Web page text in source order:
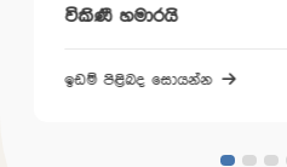
විකිණී හමාරයි
ඉඩම් පිළිබද සොයන්න